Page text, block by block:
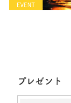
EVENT
プレゼント